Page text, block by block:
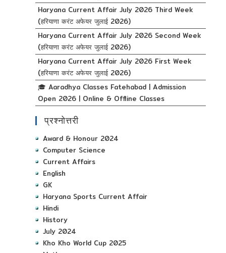
Haryana Current Affair July 2026 Third Week
(हरियाणा करंट अफेयर जुलाई 2026)
Haryana Current Affair July 2026 Second Week
(हरियाणा करंट अफेयर जुलाई 2026)
Haryana Current Affair July 2026 First Week
(हरियाणा करंट अफेयर जुलाई 2026)
🎓 Aaradhya Classes Fatehabad | Admission
Open 2026 | Online & Offline Classes
प्रश्नोत्तरी
Award & Honour 2024
Computer Science
Current Affairs
English
GK
Haryana Sports Current Affair
Hindi
History
July 2024
Kho Kho World Cup 2025